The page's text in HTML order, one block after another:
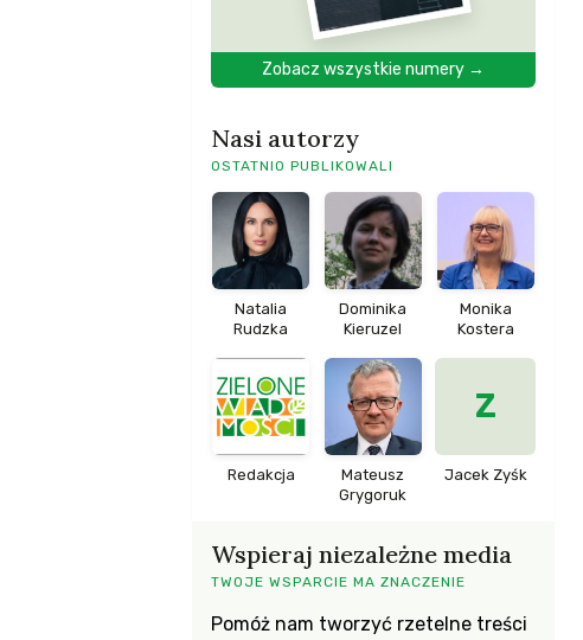
Zobacz wszystkie numery →
Nasi autorzy
OSTATNIO PUBLIKOWALI
Natalia
Rudzka
Dominika
Kieruzel
Monika
Kostera
Redakcja
Mateusz
Grygoruk
Z
Jacek Zyśk
Wspieraj niezależne media
TWOJE WSPARCIE MA ZNACZENIE
Pomóż nam tworzyć rzetelne treści